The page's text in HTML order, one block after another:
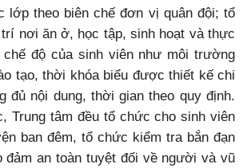
lớp theo biên chế đơn vị quân đội; tổ
nơi ăn ở, học tập, sinh hoạt và thực
chế độ của sinh viên như môi trường
tạo, thời khóa biểu được thiết kế chi
đủ nội dung, thời gian theo quy định.
Trung tâm đều tổ chức cho sinh viên
ban đêm, tổ chức kiểm tra bắn đạn
đảm an toàn tuyệt đối về người và vũ